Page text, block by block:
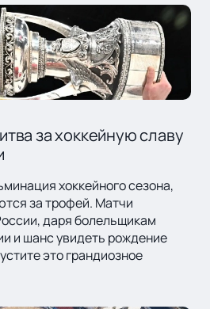
за хоккейную славу
хоккейного сезона,
за трофей. Матчи
даря болельщикам
и шанс увидеть рождение
это грандиозное